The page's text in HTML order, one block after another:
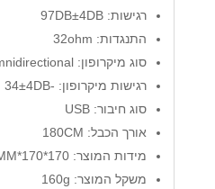
רגישות: 97DB±4DB
התנגדות: 32ohm
סוג מיקרופון: Omnidirectional
רגישות מיקרופון: -34±4DB
סוג חיבור: USB
אורך הכבל: 180CM
מידות המוצר: 170*170*75MM
משקל המוצר: 160g